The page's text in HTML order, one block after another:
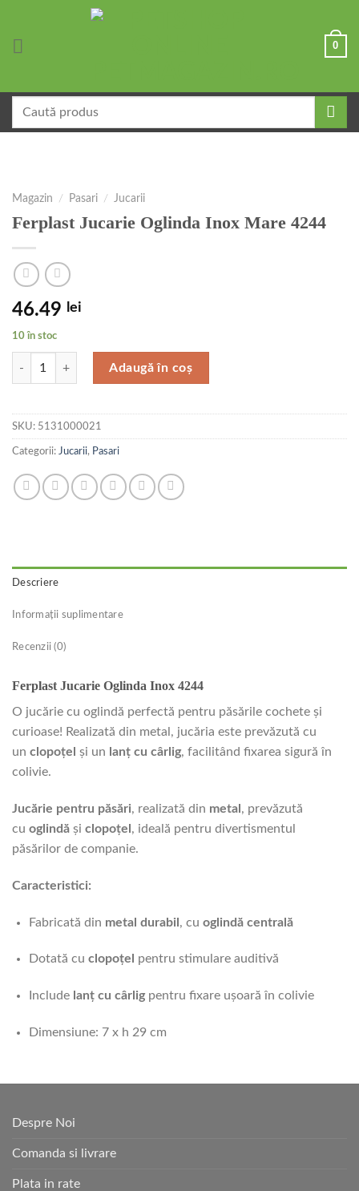
0
după:
Magazin / Pasari / Jucarii
Ferplast Jucarie Oglinda Inox Mare 4244
46.49 lei
10 în stoc
Cantitate Ferplast Jucarie Oglinda Inox Mare 4244
Adaugă în coș
SKU: 5131000021
Categorii: Jucarii, Pasari
Descriere
Informații suplimentare
Recenzii (0)
Ferplast Jucarie Oglinda Inox 4244
O jucărie cu oglindă perfectă pentru păsările cochete și
curioase! Realizată din metal, jucăria este prevăzută cu
un clopoțel și un lanț cu cârlig, facilitând fixarea sigură în
colivie.
Jucărie pentru păsări, realizată din metal , prevăzută
cu oglindă și clopoțel , ideală pentru divertismentul
păsărilor de companie.
Caracteristici:
Fabricată din metal durabil , cu oglindă centrală
Dotată cu clopoțel pentru stimulare auditivă
Include lanț cu cârligpentru fixare ușoară în colivie
Dimensiune: 7 x h 29 cm
Despre Noi
Comanda si livrare
Plata in rate